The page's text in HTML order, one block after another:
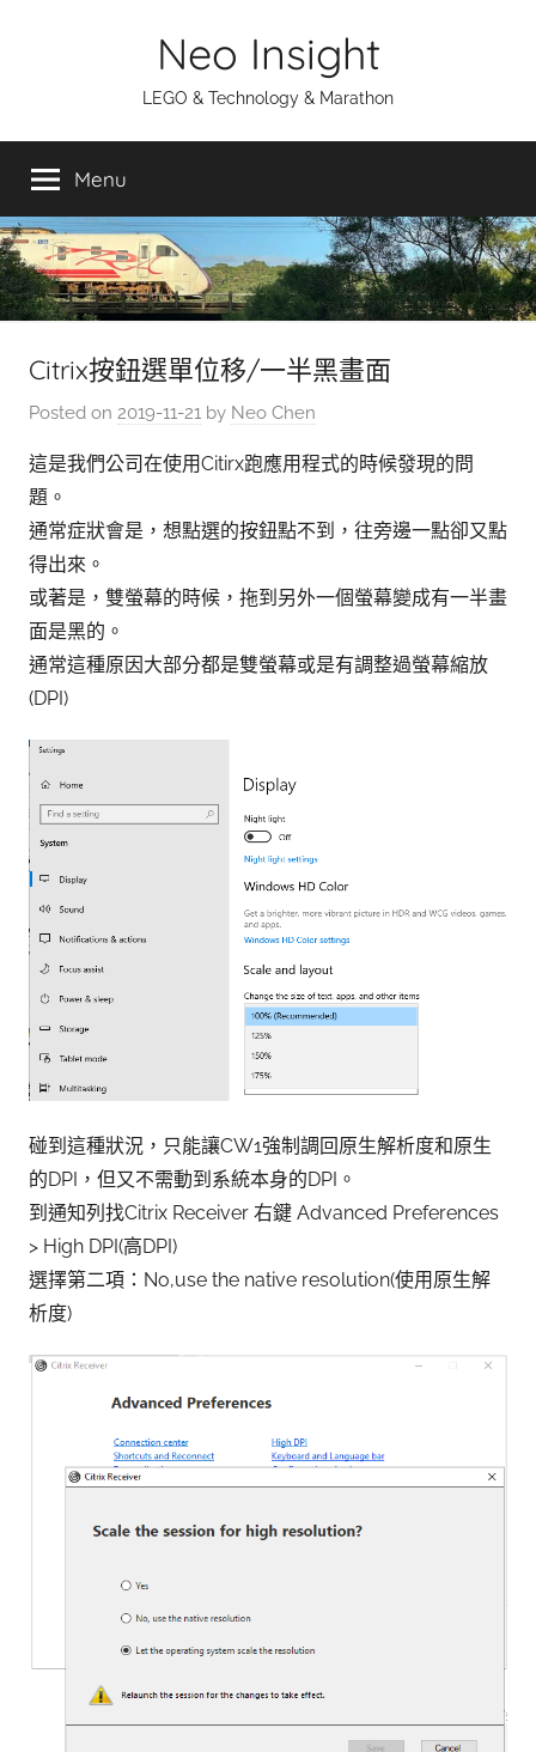
Neo Insight
LEGO & Technology & Marathon
Menu
Citrix按鈕選單位移/一半黑畫面
Posted on 2019-11-21 by Neo Chen
這是我們公司在使用Citirx跑應用程式的時候發現的問
題。
通常症狀會是，想點選的按鈕點不到，往旁邊一點卻又點
得出來。
或著是，雙螢幕的時候，拖到另外一個螢幕變成有一半畫
面是黑的。
通常這種原因大部分都是雙螢幕或是有調整過螢幕縮放
(DPI)
碰到這種狀況，只能讓CW1強制調回原生解析度和原生
的DPI，但又不需動到系統本身的DPI。
到通知列找Citrix Receiver 右鍵 Advanced Preferences
> High DPI(高DPI)
選擇第二項：No,use the native resolution(使用原生解
析度)